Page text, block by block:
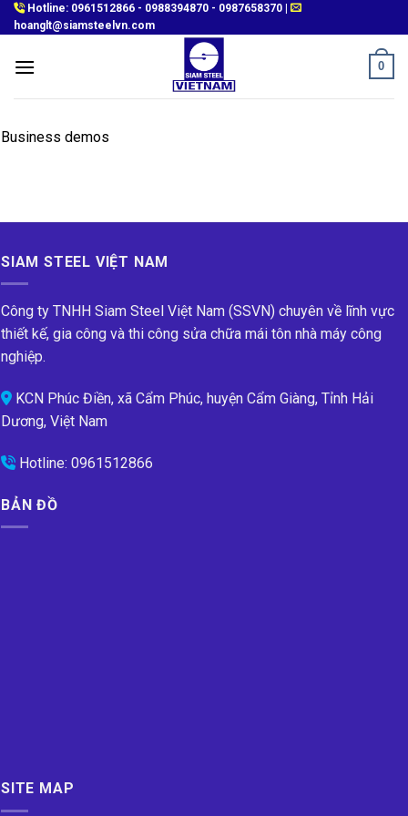
Skip
to
Hotline: 0961512866 - 0988394870 - 0987658370
hoanglt@siamsteelvn.com
0
Business demos
SIAM STEEL VIỆT NAM
Công ty TNHH Siam Steel Việt Nam (SSVN) chuyên về lĩnh vực
thiết kế, gia công và thi công sửa chữa mái tôn nhà máy công
nghiệp.
KCN Phúc Điền, xã Cẩm Phúc, huyện Cẩm Giàng, Tỉnh Hải
Dương, Việt Nam
Hotline: 0961512866
BẢN ĐỒ
SITE MAP